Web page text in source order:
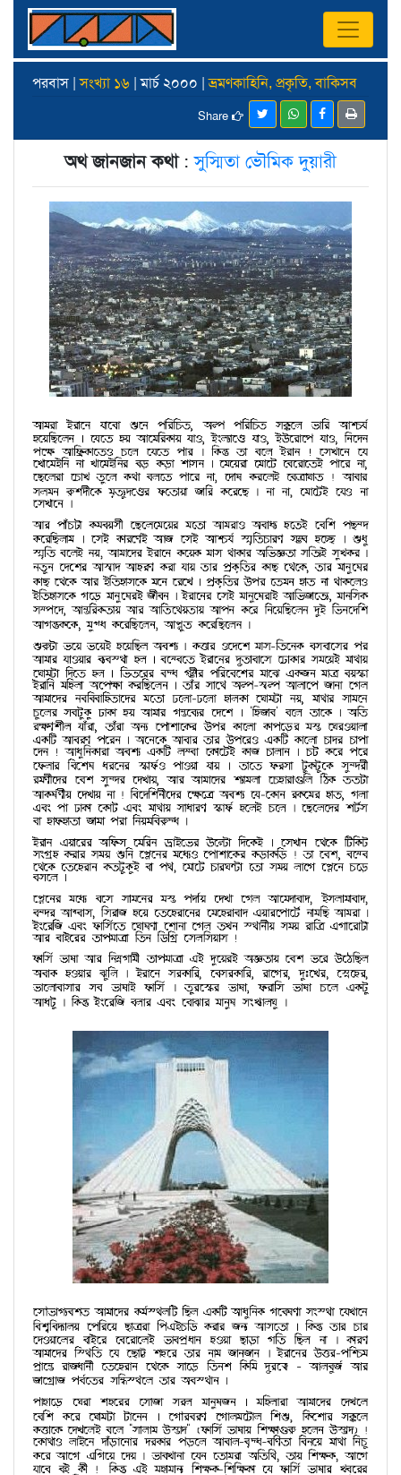
পরবাস |সংখ্যা ১৬ | মার্চ ২০০০ |ভ্রমণকাহিনি, প্রকৃতি, বাকিসব
Share
অথ জানজান কথা:সুস্মিতা ভৌমিক দুয়ারী